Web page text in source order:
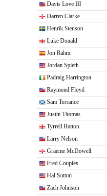
Davis Love III
Darren Clarke
Henrik Stenson
Luke Donald
Jon Rahm
Jordan Spieth
Padraig Harrington
Raymond Floyd
Sam Torrance
Justin Thomas
Tyrrell Hatton
Larry Nelson
Graeme McDowell
Fred Couples
Hal Sutton
Zach Johnson